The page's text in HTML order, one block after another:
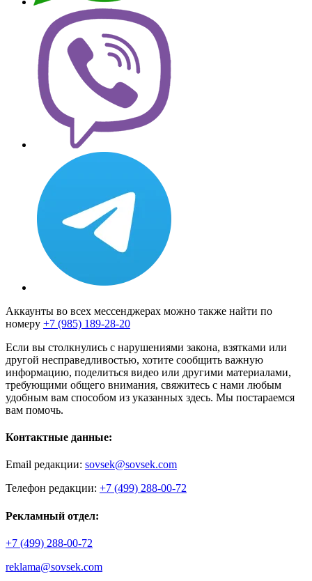
Аккаунты во всех мессенджерах можно также найти по
номеру +7 (985) 189-28-20
Если вы столкнулись с нарушениями закона, взятками или
другой несправедливостью, хотите сообщить важную
информацию, поделиться видео или другими материалами,
требующими общего внимания, свяжитесь с нами любым
удобным вам способом из указанных здесь. Мы постараемся
вам помочь.
Контактные данные:
Email редакции: sovsek@sovsek.com
Телефон редакции: +7 (499) 288-00-72
Рекламный отдел:
+7 (499) 288-00-72
reklama@sovsek.com